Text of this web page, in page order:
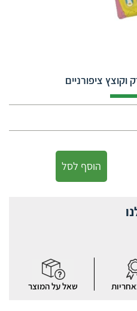
ציפורניים
הוסף לסל
שאל על המוצר